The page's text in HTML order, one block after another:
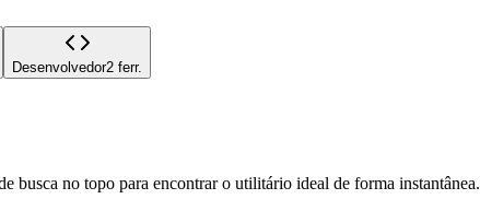
Desenvolvedor2 ferr.
busca no topo para encontrar o utilitário ideal de forma instantânea.